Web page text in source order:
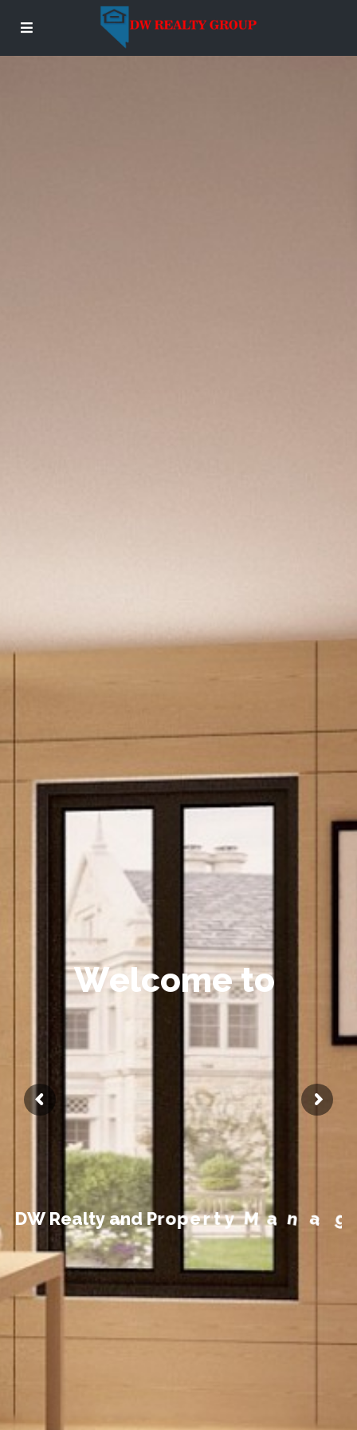
Welcome to
DW Realtyand PropertyManag eme t